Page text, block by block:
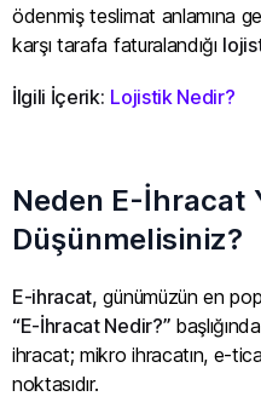
ödenmiş teslimat anlamına
karşı tarafa faturalandığı
İlgili İçerik: Lojistik Nedir?
Neden E-İhracat
Düşünmelisiniz?
E-ihracat, günümüzün en
“E-İhracat Nedir?”
ihracat; mikro ihracatın, e-
noktasıdır.